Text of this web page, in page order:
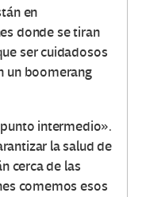
en
donde se tiran
ser cuidadosos
un boomerang
intermedio».
la salud de
cerca de las
comemos esos